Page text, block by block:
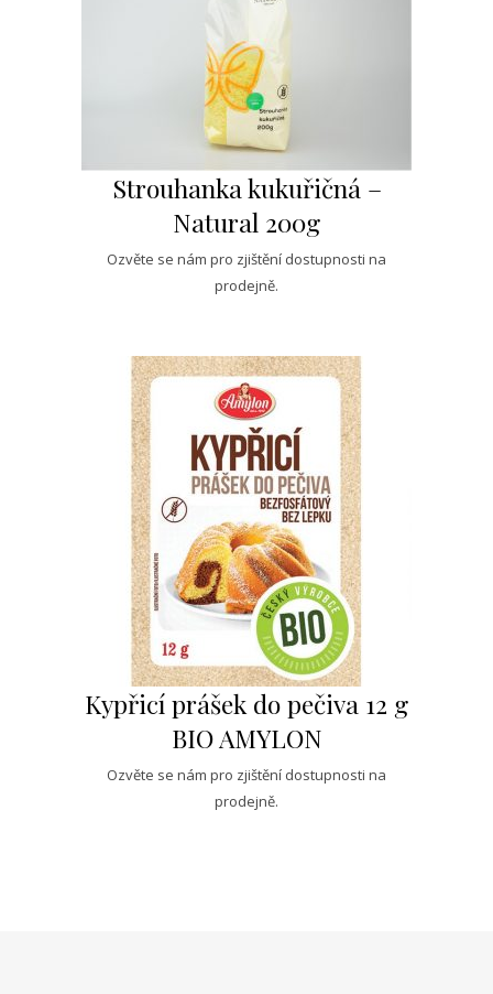
Strouhanka kukuřičná –
Natural 200g
Ozvěte se nám pro zjištění dostupnosti na
prodejně.
Kypřicí prášek do pečiva 12 g
BIO AMYLON
Ozvěte se nám pro zjištění dostupnosti na
prodejně.